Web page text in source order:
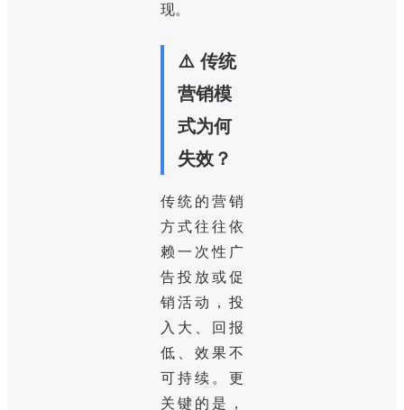
现。
⚠️ 传统
营销模
式为何
失效？
传统的营销
方式往往依
赖一次性广
告投放或促
销活动，投
入大、回报
低、效果不
可持续。更
关键的是，